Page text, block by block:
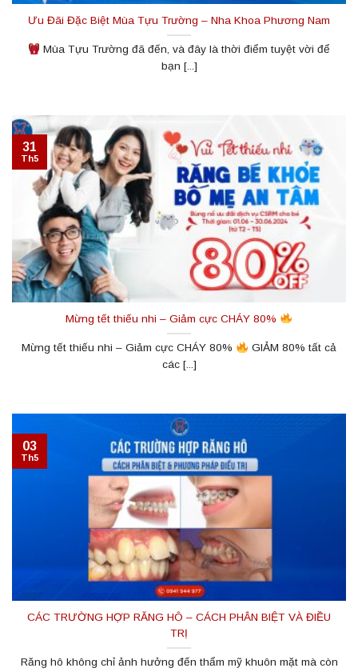
Ưu Đãi Đặc Biệt Mùa Tựu Trường – Nha Khoa Phương Nam
Mùa Tựu Trường đã đến, và đây là thời điểm tuyệt vời để
bạn [...]
Mừng tết thiếu nhi – Giảm cực CHÁY 80%
Mừng tết thiếu nhi – Giảm cực CHÁY 80%
GIẢM 80% tất cả
các [...]
31
Th5
CÁC TRƯỜNG HỢP RĂNG HÔ – CÁCH PHÂN BIỆT VÀ ĐIỀU
TRỊ
Răng hô không chỉ ảnh hưởng đến thẩm mỹ khuôn mặt mà còn
03
Th5